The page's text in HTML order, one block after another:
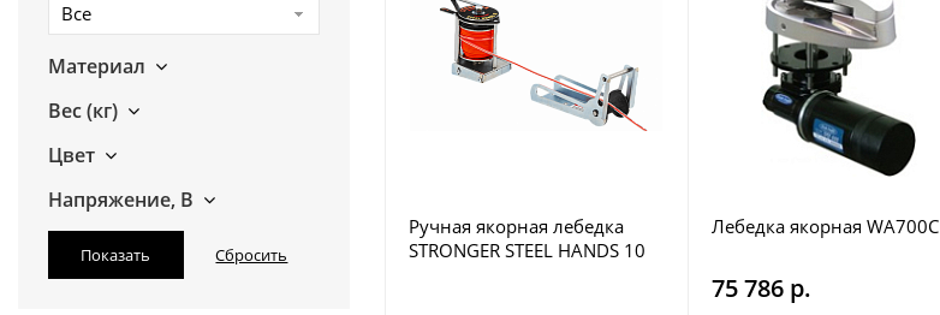
Все
Материал
Вес (кг)
Цвет
Напряжение, В
Ручная якорная лебедка
STRONGER STEEL HANDS 10
Лебедка якорная WA700C
75 786 р.